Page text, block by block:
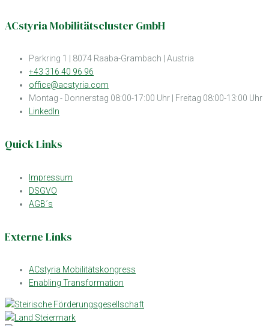
ACstyria Mobilitätscluster GmbH
Parkring 1 | 8074 Raaba-Grambach | Austria
+43 316 40 96 96
office@acstyria.com
Montag - Donnerstag 08:00-17:00 Uhr | Freitag 08:00-13:00 Uhr
LinkedIn
Quick Links
Impressum
DSGVO
AGB´s
Externe Links
ACstyria Mobilitätskongress
Enabling Transformation